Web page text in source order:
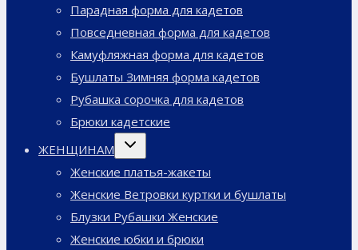
Парадная форма для кадетов
Повседневная форма для кадетов
Камуфляжная форма для кадетов
Бушлаты Зимняя форма кадетов
Рубашка сорочка для кадетов
Брюки кадетские
ЖЕНЩИНАМ
Переключить
дочернее
Женские платья-жакеты
Женские Ветровки куртки и бушлаты
Блузки Рубашки Женские
Женские юбки и брюки